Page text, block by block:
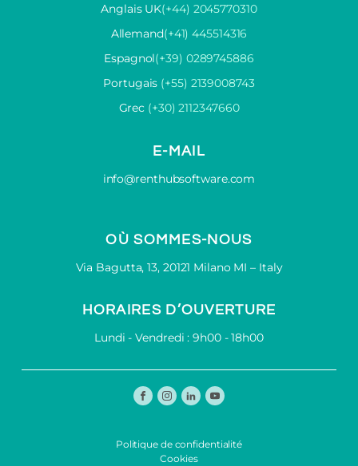
Anglais UK(+44) 2045770310
Allemand(+41) 445514316
Espagnol(+39) 0289745886
Portugais (+55) 2139008743
Grec (+30) 2112347660
E-MAIL
info@renthubsoftware.com
OÙ SOMMES-NOUS
Via Bagutta, 13, 20121 Milano MI – Italy
HORAIRES D’OUVERTURE
Lundi - Vendredi : 9h00 - 18h00
Politique de confidentialité
Cookies